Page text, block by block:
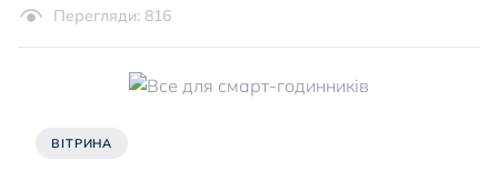
Перегляди: 816
ВІТРИНА